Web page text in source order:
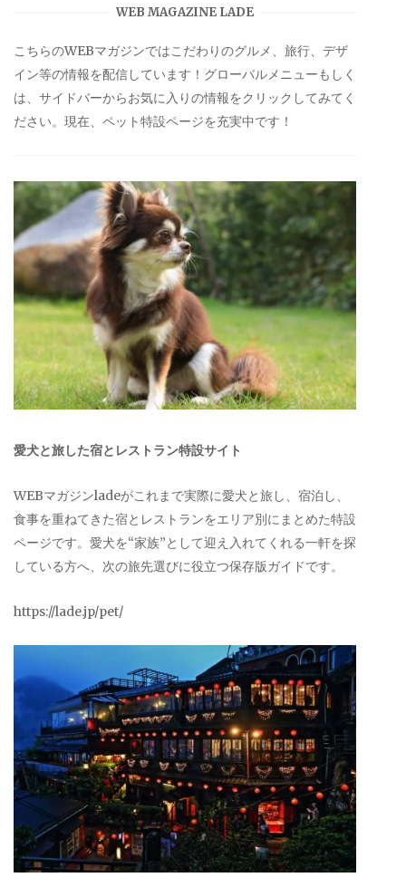
WEB MAGAZINE LADE
こちらのWEBマガジンではこだわりのグルメ、旅行、デザ
イン等の情報を配信しています！グローバルメニューもしく
は、サイドバーからお気に入りの情報をクリックしてみてく
ださい。現在、ペット特設ページを充実中です！
愛犬と旅した宿とレストラン特設サイト
WEBマガジンladeがこれまで実際に愛犬と旅し、宿泊し、
食事を重ねてきた宿とレストランをエリア別にまとめた特設
ページです。愛犬を“家族”として迎え入れてくれる一軒を探
している方へ、次の旅先選びに役立つ保存版ガイドです。
https://lade.jp/pet/